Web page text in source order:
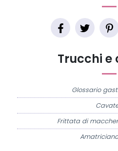
Trucchi e
Glossario
Frittata di